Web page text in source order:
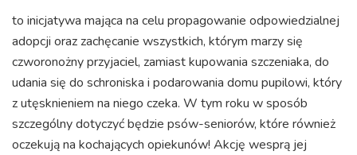
to inicjatywa mająca na celu propagowanie odpowiedzialnej
adopcji oraz zachęcanie wszystkich, którym marzy się
czworonożny przyjaciel, zamiast kupowania szczeniaka, do
udania się do schroniska i podarowania domu pupilowi, który
z utęsknieniem na niego czeka. W tym roku w sposób
szczególny dotyczyć będzie psów-seniorów, które również
oczekują na kochających opiekunów! Akcję wesprą jej